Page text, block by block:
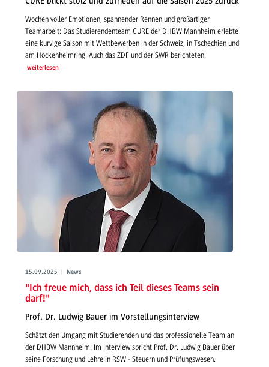
Wochen voller Emotionen, spannender Rennen und großartiger
Teamarbeit: Das Studierendenteam CURE der DHBW Mannheim erlebte
eine kurvige Saison mit Wettbewerben in der Schweiz, in Tschechien und
am Hockenheimring. Auch das ZDF und der SWR berichteten.
weiterlesen
15.09.2025 | News
"Ich freue mich, dass ich Teil dieses Teams sein
darf!"
Prof. Dr. Ludwig Bauer im Vorstellungsinterview
Schätzt den Umgang mit Studierenden und das professionelle Team an
der DHBW Mannheim: Im Interview spricht Prof. Dr. Ludwig Bauer über
seine Forschung und Lehre in RSW - Steuern und Prüfungswesen.